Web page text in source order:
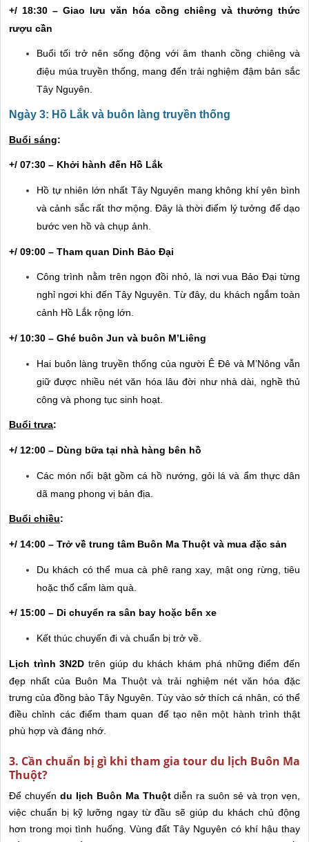
+/ 18:30 – Giao lưu văn hóa cồng chiêng và thưởng thức
rượu cần
Buổi tối trở nên sống động với âm thanh cồng chiêng và
điệu múa truyền thống, mang đến trải nghiệm đậm bản sắc
Tây Nguyên.
Ngày 3: Hồ Lắk và buôn làng truyền thống
Buổi sáng:
+/ 07:30 – Khởi hành đến Hồ Lắk
Hồ tự nhiên lớn nhất Tây Nguyên mang không khí yên bình
và cảnh sắc rất thơ mộng. Đây là thời điểm lý tưởng để dạo
bước ven hồ và chụp ảnh.
+/ 09:00 – Tham quan Dinh Bảo Đại
Công trình nằm trên ngọn đồi nhỏ, là nơi vua Bảo Đại từng
nghỉ ngơi khi đến Tây Nguyên. Từ đây, du khách ngắm toàn
cảnh Hồ Lắk rộng lớn.
+/ 10:30 – Ghé buôn Jun và buôn M’Liêng
Hai buôn làng truyền thống của người Ê Đê và M’Nông vẫn
giữ được nhiều nét văn hóa lâu đời như nhà dài, nghề thủ
công và phong tục sinh hoạt.
Buổi trưa:
+/ 12:00 – Dùng bữa tại nhà hàng bên hồ
Các món nổi bật gồm cá hồ nướng, gỏi lá và ẩm thực dân
dã mang phong vị bản địa.
Buổi chiều:
+/ 14:00 – Trở về trung tâm Buôn Ma Thuột và mua đặc sản
Du khách có thể mua cà phê rang xay, mật ong rừng, tiêu
hoặc thổ cẩm làm quà.
+/ 15:00 – Di chuyển ra sân bay hoặc bến xe
Kết thúc chuyến đi và chuẩn bị trở về.
Lịch trình 3N2D trên giúp du khách khám phá những điểm đến
đẹp nhất của Buôn Ma Thuột và trải nghiệm nét văn hóa đặc
trưng của đồng bào Tây Nguyên. Tùy vào sở thích cá nhân, có thể
điều chỉnh các điểm tham quan để tạo nên một hành trình thật
phù hợp và đáng nhớ.
3. Cần chuẩn bị gì khi tham gia tour du lịch Buôn Ma
Thuột?
Để chuyến du lịch Buôn Ma Thuộtdiễn ra suôn sẻ và trọn vẹn,
việc chuẩn bị kỹ lưỡng ngay từ đầu sẽ giúp du khách chủ động
hơn trong mọi tình huống. Vùng đất Tây Nguyên có khí hậu thay